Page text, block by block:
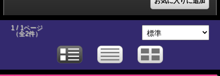
1 / 1ページ
（全2件）